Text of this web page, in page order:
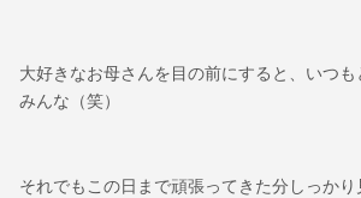
大好きなお母さんを目の前にすると、いつ
みんな（笑）
それでもこの日まで頑張ってきた分しっか